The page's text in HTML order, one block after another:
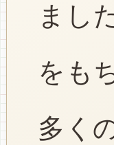
まし
をも
多く